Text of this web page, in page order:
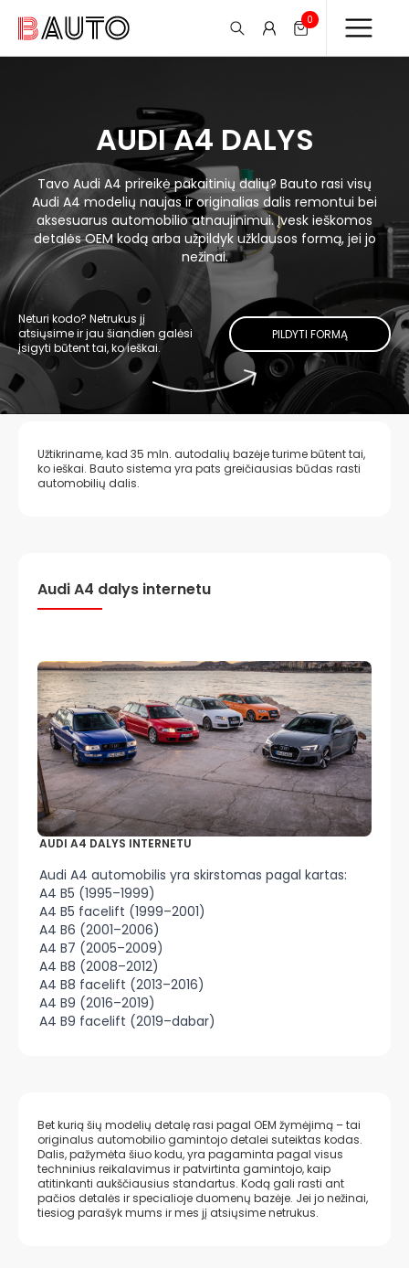
0
AUDI A4 DALYS
Tavo Audi A4 prireikė pakaitinių dalių? Bauto rasi visų
Audi A4 modelių naujas ir originalias dalis remontui bei
aksesuarus automobilio atnaujinimui. Įvesk ieškomos
detalės OEM kodą arba užpildyk užklausos formą, jei jo
nežinai.
Neturi kodo? Netrukus jį
atsiųsime ir jau šiandien galėsi
įsigyti būtent tai, ko ieškai.
PILDYTI FORMĄ
Užtikriname, kad 35 mln. autodalių bazėje turime būtent tai,
ko ieškai. Bauto sistema yra pats greičiausias būdas rasti
automobilių dalis.
Audi A4 dalys internetu
AUDI A4 DALYS INTERNETU
Audi A4 automobilis yra skirstomas pagal kartas:
A4 B5 (1995–1999)
A4 B5 facelift (1999–2001)
A4 B6 (2001–2006)
A4 B7 (2005–2009)
A4 B8 (2008–2012)
A4 B8 facelift (2013–2016)
A4 B9 (2016–2019)
A4 B9 facelift (2019–dabar)
Bet kurią šių modelių detalę rasi pagal OEM žymėjimą – tai
originalus automobilio gamintojo detalei suteiktas kodas.
Dalis, pažymėta šiuo kodu, yra pagaminta pagal visus
techninius reikalavimus ir patvirtinta gamintojo, kaip
atitinkanti aukščiausius standartus. Kodą gali rasti ant
pačios detalės ir specialioje duomenų bazėje. Jei jo nežinai,
tiesiog parašyk mums ir mes jį atsiųsime netrukus.